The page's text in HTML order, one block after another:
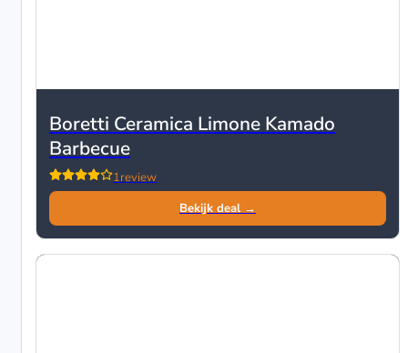
Boretti Ceramica Limone Kamado
Barbecue
1review
Bekijk deal →